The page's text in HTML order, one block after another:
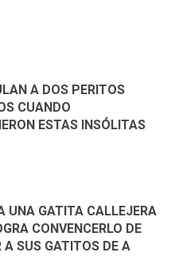
A DOS PERITOS
CUANDO
ESTAS INSÓLITAS
UNA GATITA CALLEJERA
CONVENCERLO DE
A SUS GATITOS DE A